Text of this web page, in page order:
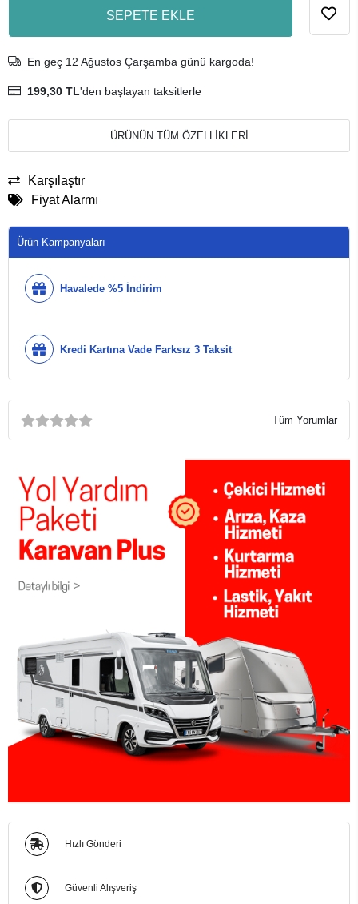
SEPETE EKLE
En geç 12 Ağustos Çarşamba günü kargoda!
199,30 TL'den başlayan taksitlerle
ÜRÜNÜN TÜM ÖZELLİKLERİ
Karşılaştır
Fiyat Alarmı
Ürün Kampanyaları
Havalede %5 İndirim
Kredi Kartına Vade Farksız 3 Taksit
Tüm Yorumlar
Hızlı Gönderi
Güvenli Alışveriş